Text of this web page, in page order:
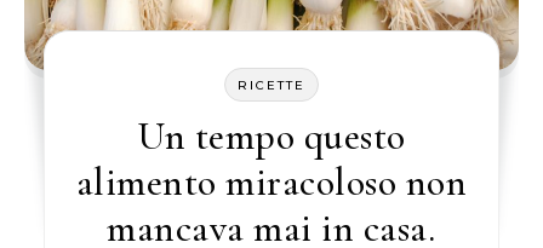
RICETTE
Un tempo questo
alimento miracoloso non
mancava mai in casa.